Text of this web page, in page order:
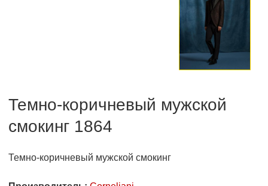
Темно-коричневый мужской
смокинг 1864
Темно-коричневый мужской смокинг